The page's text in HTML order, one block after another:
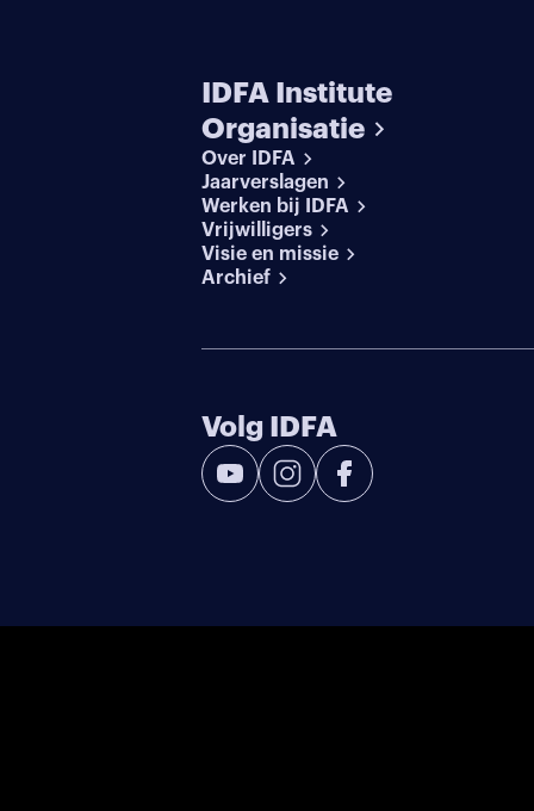
IDFA Institute
Organisatie
Over IDFA
Jaarverslagen
Werken bij IDFA
Vrijwilligers
Visie en missie
Archief
Volg IDFA